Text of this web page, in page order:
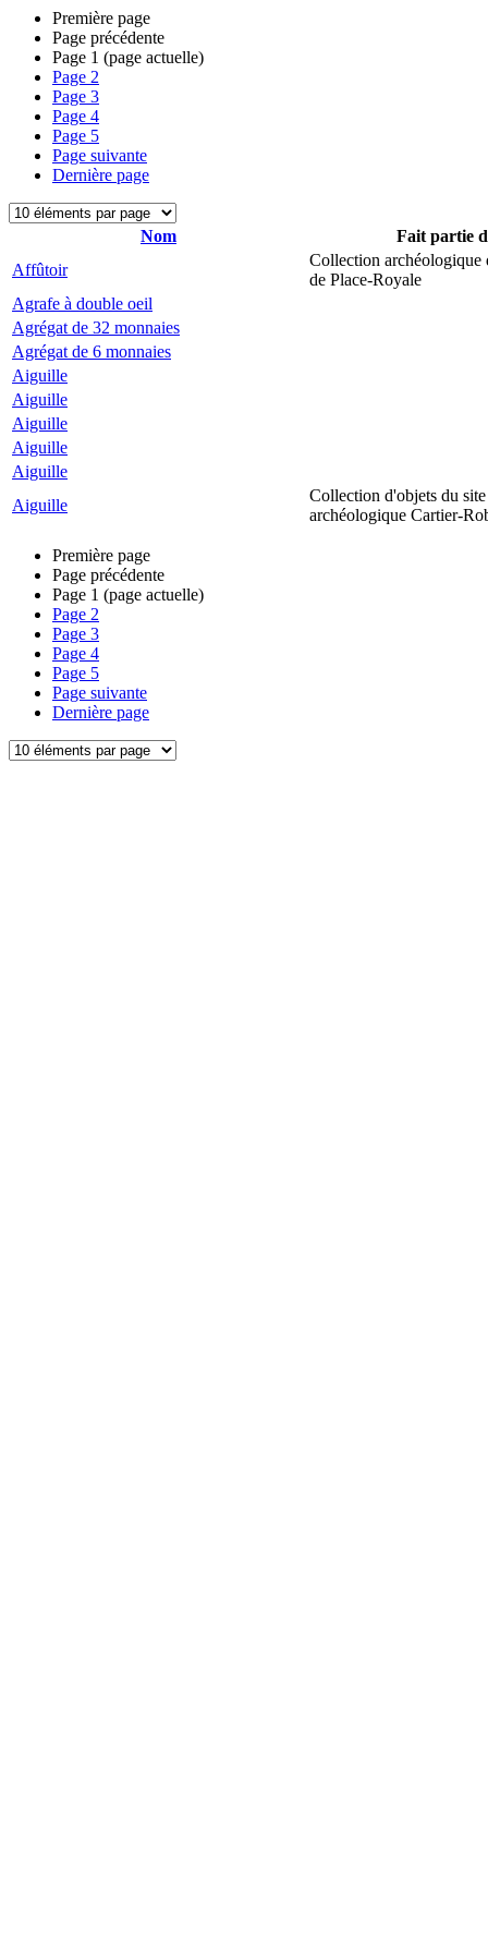
Première page
Page précédente
Page 1 (page actuelle)
Page 2
Page 3
Page 4
Page 5
Page suivante
Dernière page
Nom
Fait partie
Affûtoir
Collection archéologique
de Place-Royale
Agrafe à double oeil
Agrégat de 32 monnaies
Agrégat de 6 monnaies
Aiguille
Aiguille
Aiguille
Aiguille
Aiguille
Aiguille
Collection d'objets du site
archéologique Cartier-
Première page
Page précédente
Page 1 (page actuelle)
Page 2
Page 3
Page 4
Page 5
Page suivante
Dernière page